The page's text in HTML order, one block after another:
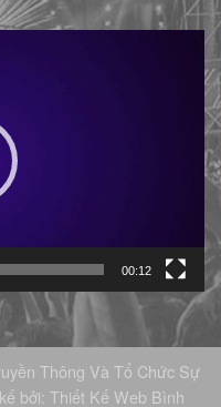
00:12
Thông Và Tổ Chức Sự
bởi: Thiết Kế Web Bình